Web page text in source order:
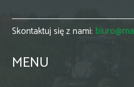
Skontaktuj się z nami:
MENU